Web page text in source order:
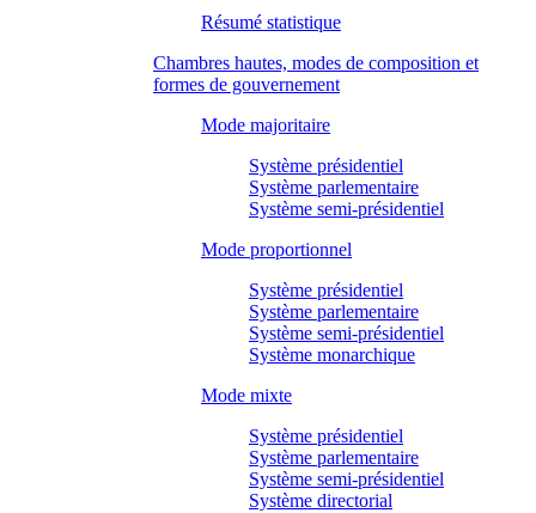
Résumé statistique
Chambres hautes, modes de composition et
formes de gouvernement
Mode majoritaire
Système présidentiel
Système parlementaire
Système semi-présidentiel
Mode proportionnel
Système présidentiel
Système parlementaire
Système semi-présidentiel
Système monarchique
Mode mixte
Système présidentiel
Système parlementaire
Système semi-présidentiel
Système directorial